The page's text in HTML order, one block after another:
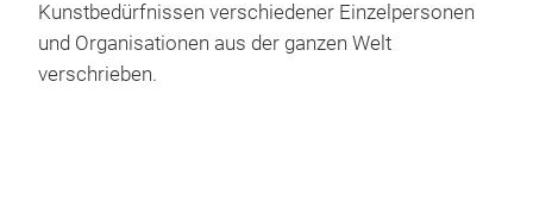
Kunstbedürfnissen verschiedener Einzelpersonen
und Organisationen aus der ganzen Welt
verschrieben.